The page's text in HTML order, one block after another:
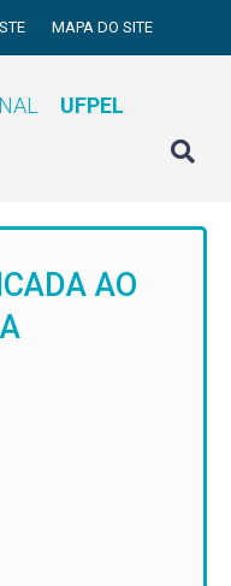
MAPA DO SITE
UFPEL
AO